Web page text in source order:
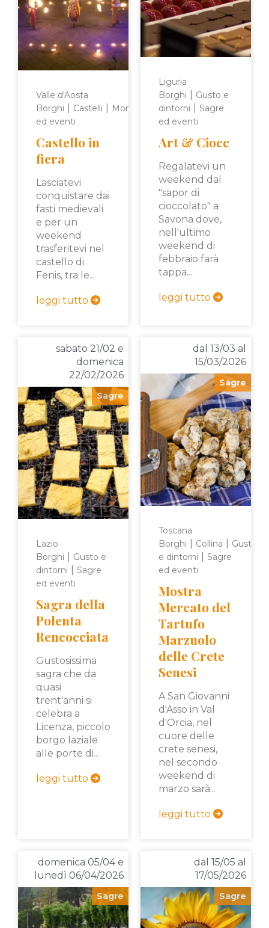
Valle d'Aosta
Borghi
Castelli Montagna | Sagre
ed eventi
Castello in
fiera
Lasciatevi
conquistare dai
fasti medievali
e per un
weekend
trasferitevi nel
castello di
Fenis, tra le...
leggi tutto
Liguria
Borghi
Gusto e
dintorni
Sagre
ed eventi
Art & Ciocc
Regalatevi un
weekend dal
"sapor di
cioccolato" a
Savona dove,
nell'ultimo
weekend di
febbraio farà
tappa...
leggi tutto
sabato 21/02 e
domenica
22/02/2026
Sagre
Lazio
Borghi
Gusto e
dintorni
Sagre
ed eventi
Sagra della
Polenta
Rencocciata
Gustosissima
sagra che da
quasi
trent'anni si
celebra a
Licenza, piccolo
borgo laziale
alle porte di...
leggi tutto
dal 13/03 al
15/03/2026
Sagre
Toscana
Borghi
Collina
Gusto
e dintorni
Sagre
ed eventi
Mostra
Mercato del
Tartufo
Marzuolo
delle Crete
Senesi
A San Giovanni
d'Asso in Val
d'Orcia, nel
cuore delle
crete senesi,
nel secondo
weekend di
marzo sarà...
leggi tutto
domenica 05/04 e
lunedì 06/04/2026
Sagre
dal 15/05 al
17/05/2026
Sagre